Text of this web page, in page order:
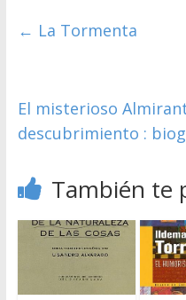
← La Tormenta
El misterioso
descubrimiento :
También te